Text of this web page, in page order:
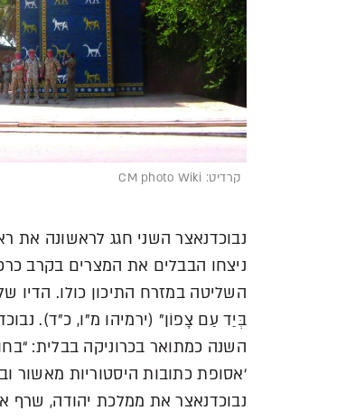
קרדיט: CM photo Wiki
ניצחו הבבלים את המצרים בקרב
השליטה במזרח התיכון כולו. הדיו
בְּיַד עַם צָפוֹן” (ירמיהו מ”ו, כ”ד).
השנה כמתואר בכרוניקה בבלית:
נבוכדנאצר את ממלכת יהודה, שרף